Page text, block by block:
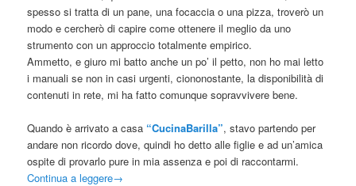
spesso si tratta di un pane, una focaccia o una pizza, troverò un
modo e cercherò di capire come ottenere il meglio da uno
strumento con un approccio totalmente empirico.
Ammetto, e giuro mi batto anche un po’ il petto, non ho mai letto
i manuali se non in casi urgenti, ciononostante, la disponibilità di
contenuti in rete, mi ha fatto comunque sopravvivere bene.
Quando è arrivato a casa “CucinaBarilla”, stavo partendo per
andare non ricordo dove, quindi ho detto alle figlie e ad un’amica
ospite di provarlo pure in mia assenza e poi di raccontarmi.
Continua a leggere→